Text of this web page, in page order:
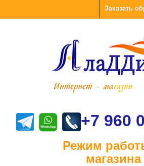
Заказать
+7 960
Режим работы
магазина